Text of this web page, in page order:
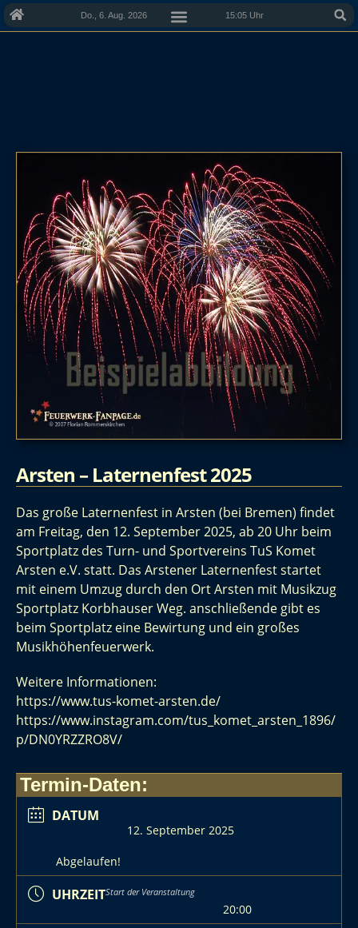
Do., 6. Aug. 2026 15:05 Uhr
Arsten – Laternenfest 2025
Das große Laternenfest in Arsten (bei Bremen) findet
am Freitag, den 12. September 2025, ab 20 Uhr beim
Sportplatz des Turn- und Sportvereins TuS Komet
Arsten e.V. statt. Das Arstener Laternenfest startet
mit einem Umzug durch den Ort Arsten mit Musikzug
Sportplatz Korbhauser Weg. anschließende gibt es
beim Sportplatz eine Bewirtung und ein großes
Musikhöhenfeuerwerk.
Weitere Informationen:
https://www.tus-komet-arsten.de/
https://www.instagram.com/tus_komet_arsten_1896/
p/DN0YRZZRO8V/
Termin-Daten:
DATUM
12. September 2025
Abgelaufen!
UHRZEITStart der Veranstaltung
20:00